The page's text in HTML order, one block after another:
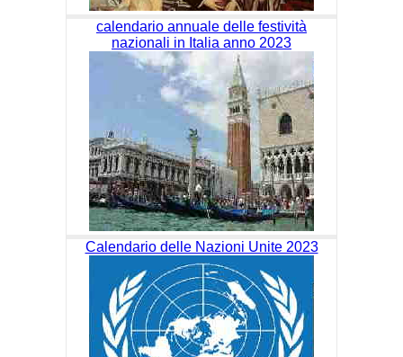
calendario annuale delle festività
nazionali in Italia anno 2023
Calendario delle Nazioni Unite 2023